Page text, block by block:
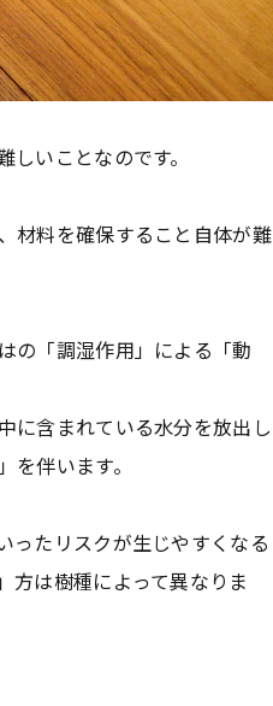
いことなのです。
材料を確保すること自体が難
の「調湿作用」による「動
に含まれている水分を放出し
伴います。
ったリスクが生じやすくなる
方は樹種によって異なりま